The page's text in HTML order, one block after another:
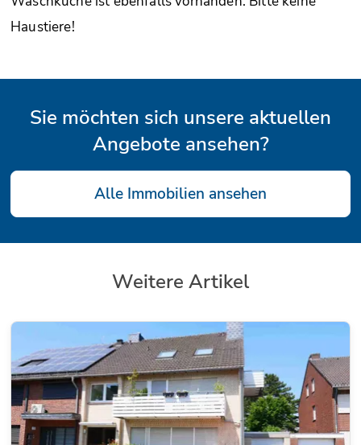
Haustiere!
Sie möchten sich unsere aktuellen
Angebote ansehen?
Alle Immobilien ansehen
Weitere Artikel